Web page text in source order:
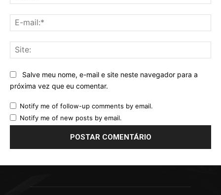
Salve meu nome, e-mail e site neste navegador para a
próxima vez que eu comentar.
Notify me of follow-up comments by email.
Notify me of new posts by email.